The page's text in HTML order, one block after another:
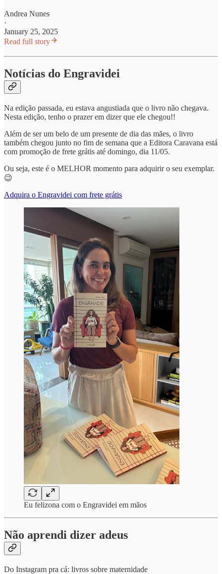
Andrea Nunes
·
January 25, 2025
Read full story
Notícias do Engravidei
Na edição passada, eu estava angustiada que o livro não chegava.
Nesta edição, tenho o prazer em dizer que ele chegou!!
Além de ser um belo de um presente de dia das mães, o livro
também chegou junto no fim de semana que a Editora Caravana está
com promoção de frete grátis até domingo, dia 11/05.
Ou seja, este é o MELHOR momento para adquirir o seu exemplar.
😉
Adquira o Engravidei com frete grátis
Eu felizona com o Engravidei em mãos
Não aprendi dizer adeus
Do Instagram pra cá: livros sobre maternidade